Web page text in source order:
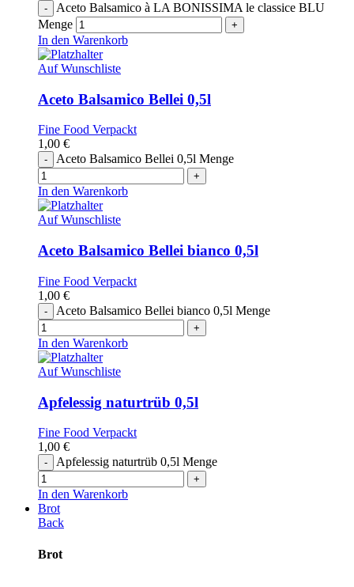
Aceto Balsamico à LA BONISSIMA le classice BLU
Menge
In den Warenkorb
Auf Wunschliste
Aceto Balsamico Bellei 0,5l
Fine Food Verpackt
1,00 €
Aceto Balsamico Bellei 0,5l Menge
In den Warenkorb
Auf Wunschliste
Aceto Balsamico Bellei bianco 0,5l
Fine Food Verpackt
1,00 €
Aceto Balsamico Bellei bianco 0,5l Menge
In den Warenkorb
Auf Wunschliste
Apfelessig naturtrüb 0,5l
Fine Food Verpackt
1,00 €
Apfelessig naturtrüb 0,5l Menge
In den Warenkorb
Brot
Back
Brot